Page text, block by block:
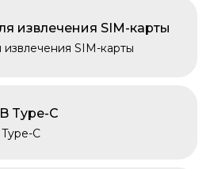
извлечения SIM-карты
извлечения SIM-карты
Type-C
C